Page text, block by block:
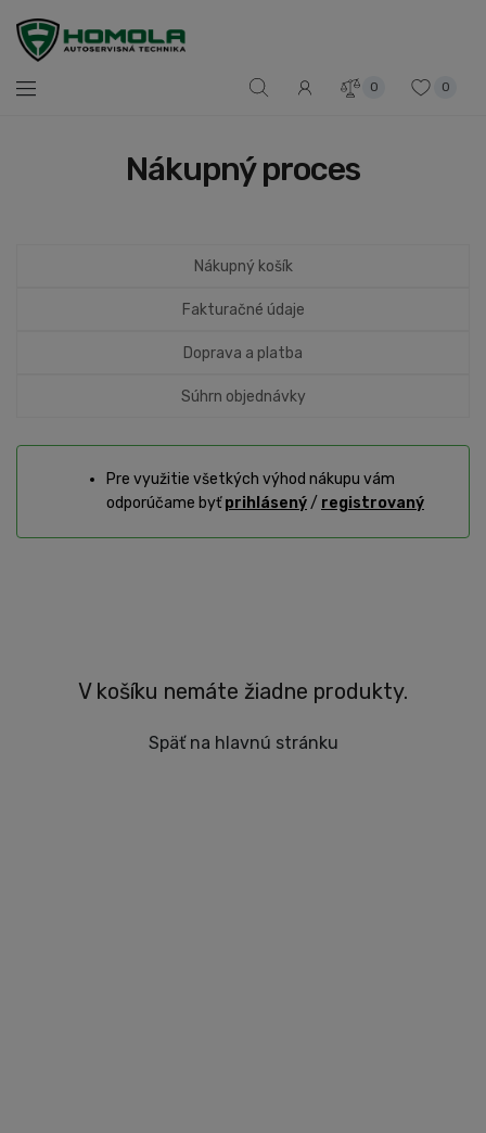
0 0
Nákupný proces
Nákupný košík
Fakturačné údaje
Doprava a platba
Súhrn objednávky
Pre využitie všetkých výhod nákupu vám
odporúčame byťprihlásený/ registrovaný
V košíku nemáte žiadne produkty.
Späť na hlavnú stránku